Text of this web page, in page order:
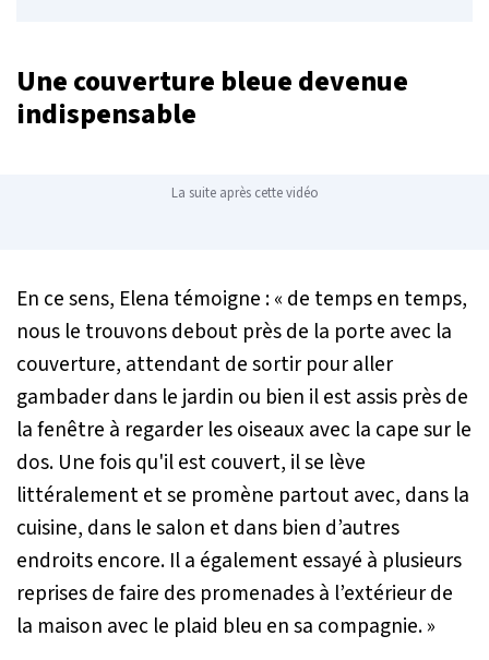
Une couverture bleue devenue
indispensable
La suite après cette vidéo
En ce sens, Elena témoigne :« de temps en temps,
nous le trouvons debout près de la porte avec la
couverture, attendant de sortir pour aller
gambader dans le jardin ou bien il est assis près de
la fenêtre à regarder les oiseaux avec la cape sur le
dos. Une fois qu'il est couvert, il se lève
littéralement et se promène partout avec, dans la
cuisine, dans le salon et dans bien d’autres
endroits encore. Il a également essayé à plusieurs
reprises de faire des promenades à l’extérieur de
la maison avec le plaid bleu en sa compagnie. »